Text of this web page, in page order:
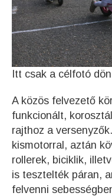
Itt csak a célfotó
A közös felvezető
funkcionált,
rajthoz a
kismotorral, aztán
rollerek, biciklik,
is tesztelték páran,
felvenni